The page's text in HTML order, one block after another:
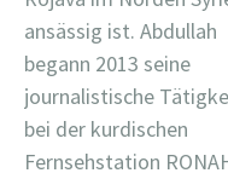
ansässig ist. Abdullah
begann 2013 seine
journalistische
bei der kurdischen
Fernsehstation